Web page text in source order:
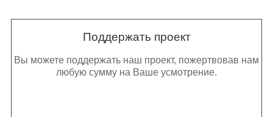
Поддержать проект
Вы можете поддержать наш проект, пожертвовав нам
любую сумму на Ваше усмотрение.